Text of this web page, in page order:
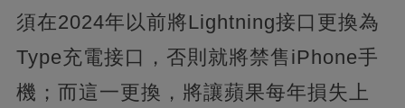
須在2024年以前將Lightning接口更換為
Type充電接口，否則就將禁售iPhone手
機；而這一更換，將讓蘋果每年損失上